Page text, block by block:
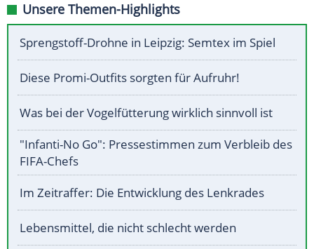
Unsere Themen-Highlights
Sprengstoff-Drohne in Leipzig: Semtex im Spiel
Diese Promi-Outfits sorgten für Aufruhr!
Was bei der Vogelfütterung wirklich sinnvoll ist
"Infanti-No Go": Pressestimmen zum Verbleib des
FIFA-Chefs
Im Zeitraffer: Die Entwicklung des Lenkrades
Lebensmittel, die nicht schlecht werden